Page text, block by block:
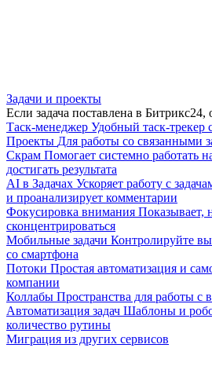
Задачи и проекты
Если задача поставлена в Битрикс24,
Таск-менеджер Удобный таск-
Проекты Для работы со связанными
Скрам Помогает системно работать
достигать результата
AI в Задачах Ускоряет работу с
и проанализирует комментарии
Фокусировка внимания Показывает,
сконцентрироваться
Мобильные задачи Контролируйте
со смартфона
Потоки Простая автоматизация и
компании
Коллабы Пространства для работы
Автоматизация задач Шаблоны и
количество рутины
Миграция из других сервисов